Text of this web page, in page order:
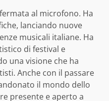
al microfono. Ha
lanciando nuove
musicali italiane. Ha
di festival e
una visione che ha
Anche con il passare
il mondo dello
presente e aperto a